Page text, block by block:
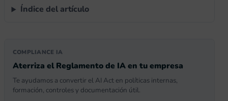
Índice del artículo
COMPLIANCE IA
Aterriza el Reglamento de IA en tu empresa
Te ayudamos a convertir el AI Act en políticas internas,
formación, controles y documentación útil.